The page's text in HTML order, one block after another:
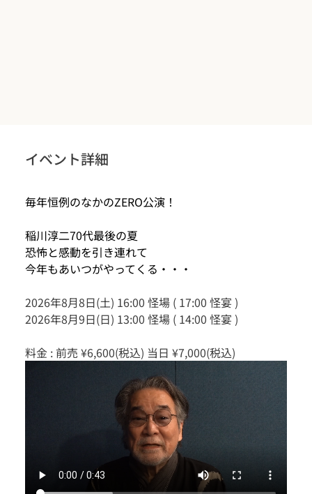
イベント詳細
毎年恒例のなかのZERO公演！
稲川淳二70代最後の夏
恐怖と感動を引き連れて
今年もあいつがやってくる・・・
2026年8月8日(土) 16:00 怪場 ( 17:00 怪宴 )
2026年8月9日(日) 13:00 怪場 ( 14:00 怪宴 )
料金 : 前売 ¥6,600(税込) 当日 ¥7,000(税込)